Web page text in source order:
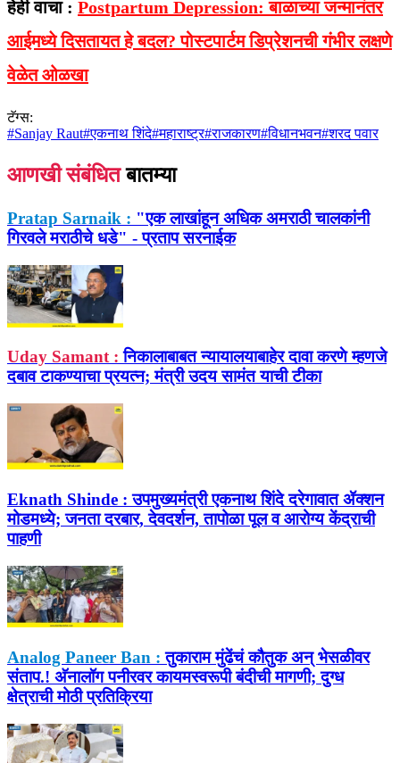
हेही वाचा : Postpartum Depression: बाळाच्या जन्मानंतर
आईमध्ये दिसतायत हे बदल? पोस्टपार्टम डिप्रेशनची गंभीर लक्षणे
वेळेत ओळखा
टॅग्स:
#Sanjay Raut#एकनाथ शिंदे#महाराष्ट्र#राजकारण#विधानभवन#शरद पवार
आणखी संबंधित बातम्या
Pratap Sarnaik : "एक लाखांहून अधिक अमराठी चालकांनी
गिरवले मराठीचे धडे" - प्रताप सरनाईक
Uday Samant : निकालाबाबत न्यायालयाबाहेर दावा करणे म्हणजे
दबाव टाकण्याचा प्रयत्न; मंत्री उदय सामंत याची टीका
Eknath Shinde : उपमुख्यमंत्री एकनाथ शिंदे दरेगावात ॲक्शन
मोडमध्ये; जनता दरबार, देवदर्शन, तापोळा पूल व आरोग्य केंद्राची
पाहणी
Analog Paneer Ban : तुकाराम मुंढेंचं कौतुक अन् भेसळीवर
संताप.! अ‍ॅनालॉग पनीरवर कायमस्वरूपी बंदीची मागणी; दुग्ध
क्षेत्राची मोठी प्रतिक्रिया